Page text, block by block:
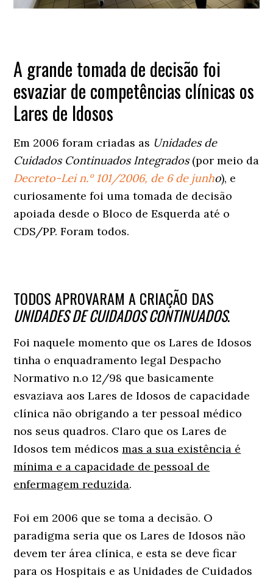
A grande tomada de decisão foi
esvaziar de competências clínicas os
Lares de Idosos
Em 2006 foram criadas as Unidades de
Cuidados Continuados Integrados(por meio da
Decreto-Lei n.º 101/2006, de 6 de junho), e
curiosamente foi uma tomada de decisão
apoiada desde o Bloco de Esquerda até o
CDS/PP. Foram todos.
TODOS APROVARAM A CRIAÇÃO DAS
UNIDADES DE CUIDADOS CONTINUADOS.
Foi naquele momento que os Lares de Idosos
tinha o enquadramento legal Despacho
Normativo n.o 12/98 que basicamente
esvaziava aos Lares de Idosos de capacidade
clínica não obrigando a ter pessoal médico
nos seus quadros. Claro que os Lares de
Idosos tem médicosmas a sua existência é
mínima e a capacidade de pessoal de
enfermagem reduzida.
Foi em 2006 que se toma a decisão. O
paradigma seria que os Lares de Idosos não
devem ter área clínica, e esta se deve ficar
para os Hospitais e as Unidades de Cuidados